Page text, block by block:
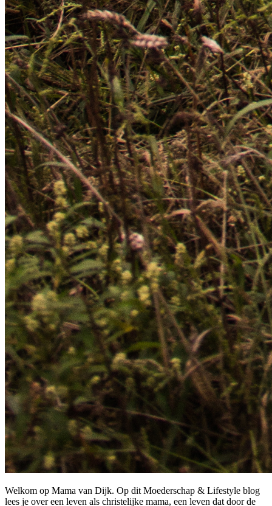
Welkom op Mama van Dijk. Op dit Moederschap & Lifestyle blog
lees je over een leven als christelijke mama, een leven dat door de